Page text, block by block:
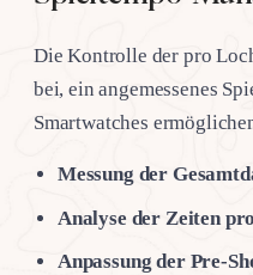
Die Kontrolle der pro
bei, ein angemessenes
Smartwatches
Messung der
Analyse der Zeiten
Anpassung der Pre-